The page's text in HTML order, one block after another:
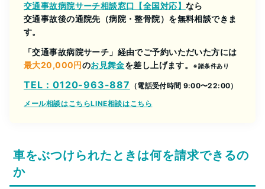
交通事故病院サーチ相談窓口【全国対応】 なら
交通事故後の通院先（病院・整骨院）を無料相談できま
す。
「交通事故病院サーチ」経由でご予約いただいた方には
最大20,000円のお見舞金を差し上げます。 ※諸条件あり
TEL：0120-963-887 （電話受付時間 9:00〜22:00）
メール相談はこちらLINE相談はこちら
車をぶつけられたときは何を請求できるの
か